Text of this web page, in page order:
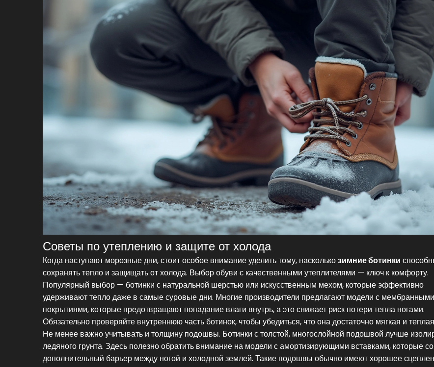
Советы по утеплению и защите от холода
Когда наступают морозные дни, стоит особое внимание уделить тому, насколькозимние ботинки
сохранять тепло и защищать от холода. Выбор обуви с качественными утеплителями — ключ к комфорту.
Популярный выбор — ботинки с натуральной шерстью или искусственным мехом, которые эффективно
удерживают тепло даже в самые суровые дни. Многие производители предлагают модели с мембранными
покрытиями, которые предотвращают попадание влаги внутрь, а это снижает риск потери тепла ногами.
Обязательно проверяйте внутреннюю часть ботинок, чтобы убедиться, что она достаточно мягкая и
Не менее важно учитывать и толщину подошвы. Ботинки с толстой, многослойной подошвой лучше
ледяного грунта. Здесь полезно обратить внимание на модели с амортизирующими вставками, которые
дополнительный барьер между ногой и холодной землей. Такие подошвы обычно имеют хорошее